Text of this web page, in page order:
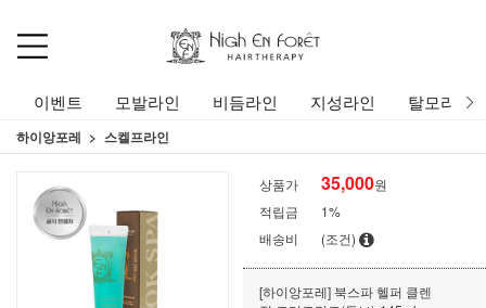
이벤트 모발라인 비듬라인 지성라인
탈모라인
하이앙포레
스켈프라인
상품가 35,000원
적립금
1%
배송비
(조건)
[하이앙포레] 북스파 헬퍼 클렌